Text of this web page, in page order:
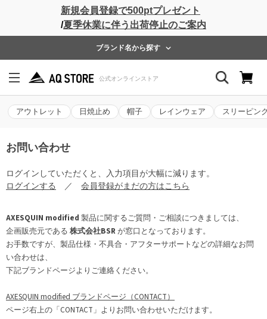
新規会員登録で500ptプレゼント
/夏季休業に伴う出荷停止のご案内
ブランド名から探す
アウトレット 日焼止め 帽子 レインウェア スリーピン
お問い合わせ
ログインしていただくと、入力項目が大幅に減ります。
ログインする ／ 会員登録がまだの方はこちら
AXESQUIN modified 製品に関するご質問・ご相談につきましては、
企画販売元である 株式会社BSRが窓口となっております。
お手数ですが、製品仕様・不具合・アフターサポートなどの詳細なお問
い合わせは、
下記ブランドページよりご連絡ください。
AXESQUIN modified ブランドページ（CONTACT）
ページ右上の「CONTACT」よりお問い合わせいただけます。